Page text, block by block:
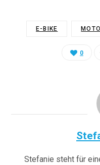
E-BIKE
0
Stefanie steht für